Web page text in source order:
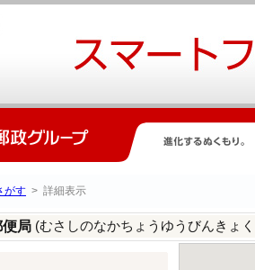
がす > 詳細表示
局 (むさしのなかちょうゆうびんきょ